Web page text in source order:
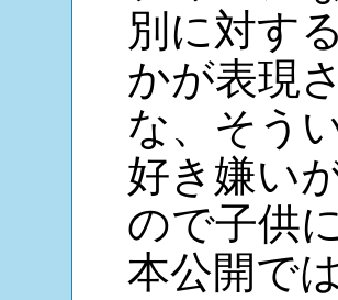
別に対す
かが表現
な、そう
好き嫌い
ので子供
本公開で